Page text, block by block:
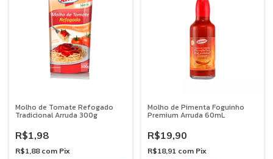
Molho de Tomate Refogado
Tradicional Arruda 300g
R$1,98
R$1,88 com Pix
Molho de Pimenta Foguinho
Premium Arruda 60mL
R$19,90
R$18,91 com Pix